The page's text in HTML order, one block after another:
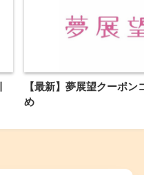
【最新】夢展望クーポン
め